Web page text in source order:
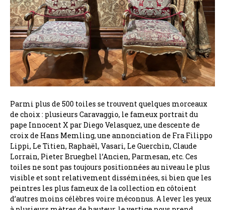
Parmi plus de 500 toiles se trouvent quelques morceaux
de choix : plusieurs Caravaggio, le fameux portrait du
pape Innocent X par Diego Velasquez, une descente de
croix de Hans Memling, une annonciation de Fra Filippo
Lippi, Le Titien, Raphaël, Vasari, Le Guerchin, Claude
Lorrain, Pieter Brueghel l’Ancien, Parmesan, etc. Ces
toiles ne sont pas toujours positionnées au niveau le plus
visible et sont relativement disséminées, si bien que les
peintres les plus fameux de la collection en côtoient
d’autres moins célèbres voire méconnus. A lever les yeux